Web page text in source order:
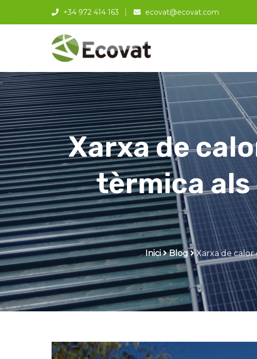
+34 972 414 163 ecovat@ecovat.com
Xarxa de
tèrmica als
Inici Blog Xarxa de calor